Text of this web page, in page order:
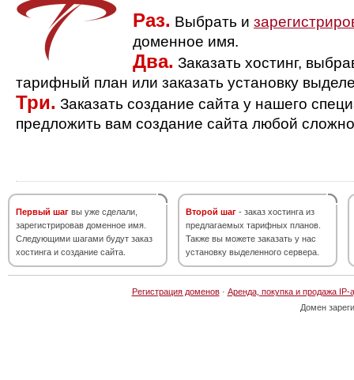
Раз. Выбрать и
доменное имя.
Два. Заказать хостинг,
тарифный план или заказать установку
Три. Заказать создание сайта у нашего
предложить вам создание сайта любой
Первый шаг вы уже сделали,
зарегистрировав доменное имя.
Следующими шагами будут заказ
хостинга и создание сайта.
Второй шаг - заказ хостинга из
предлагаемых тарифных планов.
Также вы можете заказать у нас
установку выделенного сервера.
Регистрация доменов· Аренда, покупка и продажа IP-
Домен